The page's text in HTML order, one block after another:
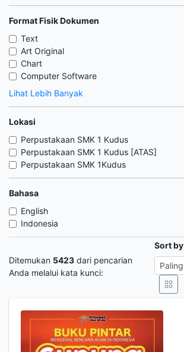
Format Fisik Dokumen
Text
Art Original
Chart
Computer Software
Lihat Lebih Banyak
Lokasi
Perpustakaan SMK 1 Kudus
Perpustakaan SMK 1 Kudus [ATAS]
Perpustakaan SMK 1Kudus
Bahasa
English
Indonesia
Ditemukan 5423 dari pencarian
Anda melalui kata kunci:
Sort by